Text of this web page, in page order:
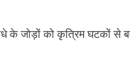
के जोड़ों को कृत्रिम घटकों से